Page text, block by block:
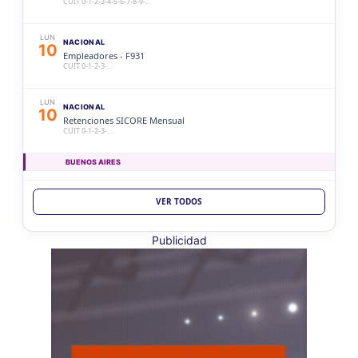
LUN
10 NACIONAL
Empleadores - F931
CUIT 0-1-2-3-…
LUN
10 NACIONAL
Retenciones SICORE Mensual
CUIT 0-1-2-3-…
BUENOS AIRES
BUENOS AIRES
Ag. Bs As Reg Gral Retenc 2aQ
CUIT 0-1-2-3-4-5-6-7-8-9-…
LUN
10
Agentes RetenciÃ³n Catamarca
VER TODOS
Publicidad